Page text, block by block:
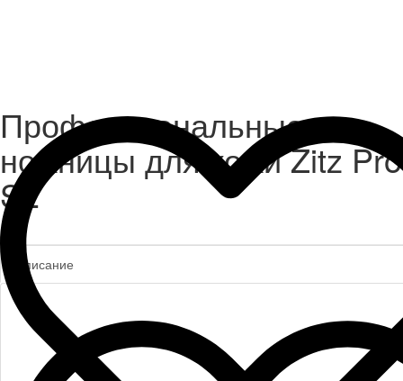
Профессиональные
ножницы для кожи Zitz Pro
S2
Описание